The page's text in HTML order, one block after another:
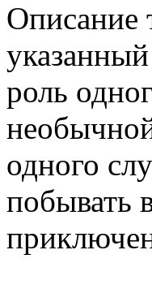
Описание
роль
одного
побывать